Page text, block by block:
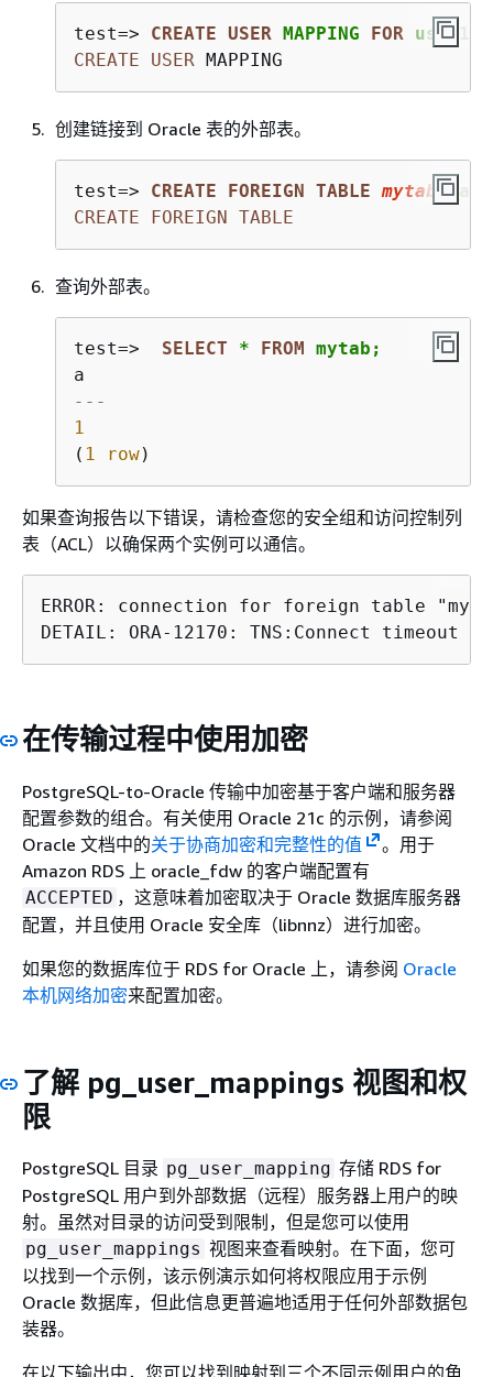
test=> CREATE USER MAPPING FOR user1
CREATE
USER MAPPING
创建链接到 Oracle 表的外部表。
test=> CREATE FOREIGN TABLE mytab (a
CREATE
FOREIGN TABLE
查询外部表。
test=> SELECT * FROM mytab;
---
1
( 1 row)
如果查询报告以下错误，请检查您的安全组和访问控制列
表（ACL）以确保两个实例可以通信。
ERROR: connection for foreign table
DETAIL: ORA-12170: TNS:Connect timeout
在传输过程中使用加密
PostgreSQL-to-Oracle 传输中加密基于客户端和服务器
配置参数的组合。有关使用 Oracle 21c 的示例，请参阅
Oracle 文档中的关于协商加密和完整性的值
。用于
Amazon RDS 上 oracle_fdw 的客户端配置有
ACCEPTED ，这意味着加密取决于 Oracle 数据库服务器
配置，并且使用 Oracle 安全库（libnnz）进行加密。
如果您的数据库位于 RDS for Oracle 上，请参阅 Oracle
本机网络加密来配置加密。
了解 pg_user_mappings 视图和权
限
PostgreSQL 目录 pg_user_mapping 存储 RDS for
PostgreSQL 用户到外部数据（远程）服务器上用户的映
射。虽然对目录的访问受到限制，但是您可以使用
pg_user_mappings 视图来查看映射。在下面，您可
以找到一个示例，该示例演示如何将权限应用于示例
Oracle 数据库，但此信息更普遍地适用于任何外部数据包
装器。
在以下输出中，您可以找到映射到三个不同示例用户的角